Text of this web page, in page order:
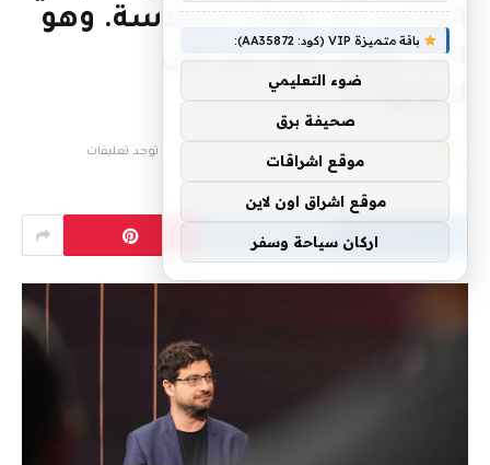
الخاص بك يعمل بسلاسة. وهو
الآن يفعل ذلك من أجل
الروبوتات.
فريق التحرير لا توجد تعليقات
4 دقائق
باقة متميزة VIP (كود: AA35872):
ضوء التعليمي
صحيفة برق
موقع اشراقات
موقع اشراق اون لاين
اركان سياحة وسفر